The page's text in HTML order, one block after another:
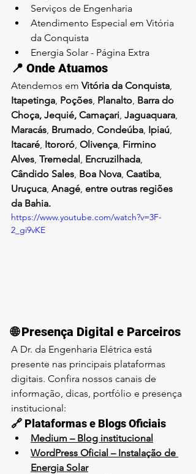
Serviços de Engenharia
Atendimento Especial em Vitória
da Conquista
Energia Solar - Página Extra
📍 Onde Atuamos
Atendemos em Vitória da Conquista,
Itapetinga, Poções, Planalto, Barra do
Choça, Jequié, Camaçari, Jaguaquara,
Maracás, Brumado, Condeúba, Ipiaú,
Itacaré, Itororó, Olivença, Firmino
Alves, Tremedal, Encruzilhada,
Cândido Sales, Boa Nova, Caatiba,
Uruçuca, Anagé, entre outras regiões
da Bahia.
https://www.youtube.com/watch?v=3F-
2_gi9vKE
🌐 Presença Digital e Parceiros
A Dr. da Engenharia Elétrica está
presente nas principais plataformas
digitais. Confira nossos canais de
informação, dicas, portfólio e presença
institucional:
🔗 Plataformas e Blogs Oficiais
Medium – Blog institucional
WordPress Oficial – Instalação de
Energia Solar